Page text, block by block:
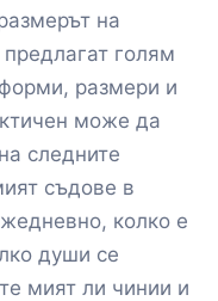
на
голям
размери и
може да
следните
съдове в
колко е
души се
мият ли чинии и